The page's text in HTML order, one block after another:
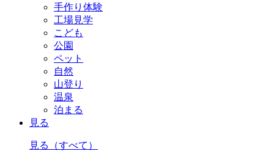
手作り体験
工場見学
こども
公園
ペット
自然
山登り
温泉
泊まる
見る
見る （すべて）